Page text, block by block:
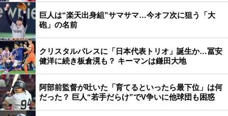
巨人は“楽天出身組”サマサマ…今オフ次に狙う「大
砲」の名前
クリスタルパレスに「日本代表トリオ」誕生か…冨安
健洋に続き板倉滉も？ キーマンは鎌田大地
阿部前監督が吐いた「育てるといったら最下位」は何
だった？ 巨人“若手だらけ”でV争いに他球団も困惑